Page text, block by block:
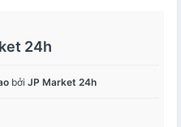
24h
bởi JP Market 24h